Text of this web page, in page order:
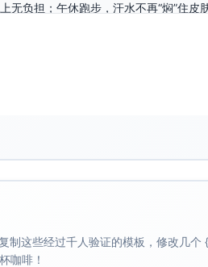
无负担；午休跑步，汗水不再“焖”住皮
的情况
更持久
动记录更连贯
制这些经过千人验证的模板，修改几个
咖啡！